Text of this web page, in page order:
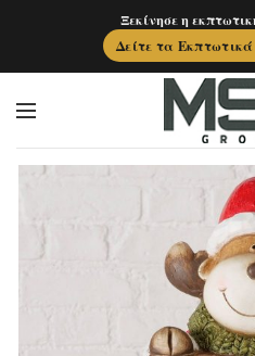
Ξεκίνησε η
Δείτε τα